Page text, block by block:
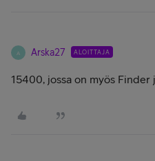
A Arska27 ALOITTAJA
15400, jossa on myös Finder